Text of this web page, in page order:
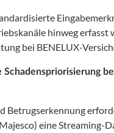
hinweg
bei BENELUX-
Betrugserkennung
eine